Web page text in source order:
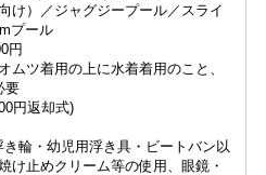
け）／ジャグジープール／スライ
プール
円
ムツ着用の上に水着着用のこと、
要
円返却式)
輪・幼児用浮き具・ビートバン以
け止めクリーム等の使用、眼鏡・